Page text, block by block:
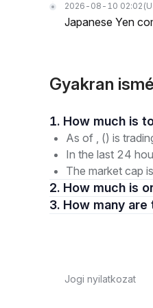
2026-08-10 02:02
Japanese Yen
Gyakran
1.
As of , () is
In the last 24
The market cap
2. How much is
3. How
Jogi nyilatkozat